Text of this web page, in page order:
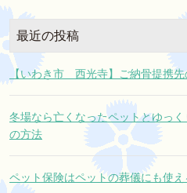
最近の投稿
【いわき市 西光寺】ご納骨提携先
冬場なら亡くなったペットとゆっ
の方法
ペット保険はペットの葬儀にも使え